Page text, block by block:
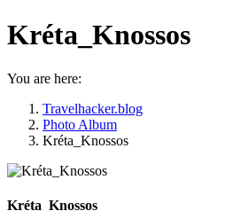
Kréta_Knossos
You are here:
Travelhacker.blog
Photo Album
Kréta_Knossos
Kréta_Knossos